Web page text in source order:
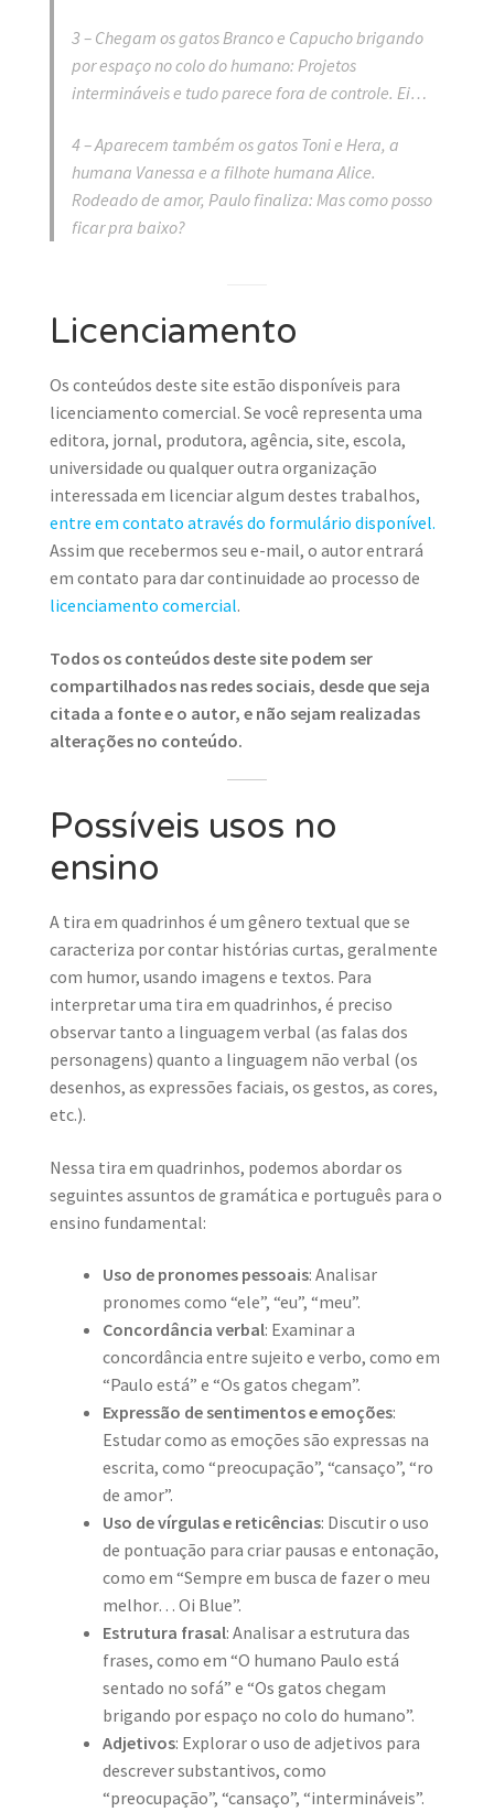
3 – Chegam os gatos Branco e Capucho brigando
por espaço no colo do humano: Projetos
intermináveis e tudo parece fora de controle. Ei…
4 – Aparecem também os gatos Toni e Hera, a
humana Vanessa e a filhote humana Alice.
Rodeado de amor, Paulo finaliza: Mas como posso
ficar pra baixo?
Licenciamento
Os conteúdos deste site estão disponíveis para
licenciamento comercial. Se você representa uma
editora, jornal, produtora, agência, site, escola,
universidade ou qualquer outra organização
interessada em licenciar algum destes trabalhos,
entre em contato através do formulário disponível.
Assim que recebermos seu e-mail, o autor entrará
em contato para dar continuidade ao processo de
licenciamento comercial.
Todos os conteúdos deste site podem ser
compartilhados nas redes sociais, desde que seja
citada a fonte e o autor, e não sejam realizadas
alterações no conteúdo.
Possíveis usos no
ensino
A tira em quadrinhos é um gênero textual que se
caracteriza por contar histórias curtas, geralmente
com humor, usando imagens e textos. Para
interpretar uma tira em quadrinhos, é preciso
observar tanto a linguagem verbal (as falas dos
personagens) quanto a linguagem não verbal (os
desenhos, as expressões faciais, os gestos, as cores,
etc.).
Nessa tira em quadrinhos, podemos abordar os
seguintes assuntos de gramática e português para o
ensino fundamental:
Uso de pronomes pessoais: Analisar
pronomes como “ele”, “eu”, “meu”.
Concordância verbal: Examinar a
concordância entre sujeito e verbo, como em
“Paulo está” e “Os gatos chegam”.
Expressão de sentimentos e emoções:
Estudar como as emoções são expressas na
escrita, como “preocupação”, “cansaço”, “ro
de amor”.
Uso de vírgulas e reticências: Discutir o uso
de pontuação para criar pausas e entonação,
como em “Sempre em busca de fazer o meu
melhor… Oi Blue”.
Estrutura frasal: Analisar a estrutura das
frases, como em “O humano Paulo está
sentado no sofá” e “Os gatos chegam
brigando por espaço no colo do humano”.
Adjetivos: Explorar o uso de adjetivos para
descrever substantivos, como
“preocupação”, “cansaço”, “intermináveis”.